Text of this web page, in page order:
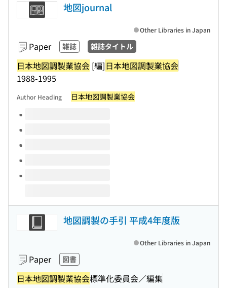
地図journal
Paper 雑誌 雑誌タイトル
日本地図調製業協会 [編]日本地図調製業協会
1988-1995
Other Libraries in Japan
Author Heading 日本地図調製業協会
Volumes of this title
地図調製の手引 平成4年度版
Paper 図書
日本地図調製業協会標準化委員会／編集
Other Libraries in Japan